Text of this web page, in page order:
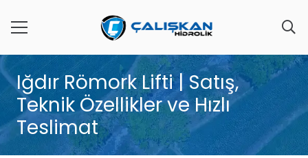
Iğdır Römork Lifti | Satış,
Teknik Özellikler ve Hızlı
Teslimat